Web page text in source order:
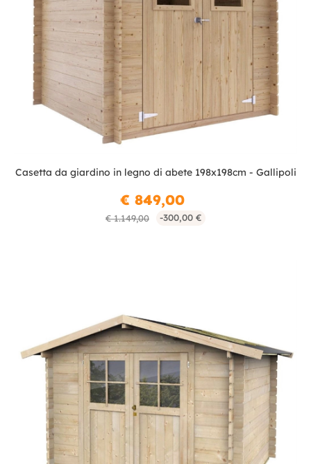
Casetta da giardino in legno di abete 198x198cm - Gallipoli
€ 1.149,00 -300,00 €
€ 849,00